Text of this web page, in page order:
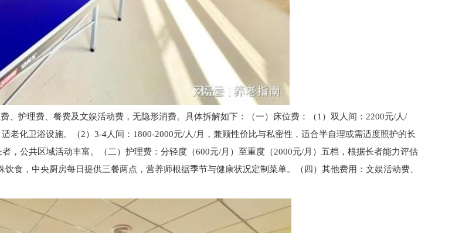
护理费、餐费及文娱活动费，无隐形消费。具体拆解如下：（一）床位费：（1）双人间：2200元/人/
老化卫浴设施。（2）3-4人间：1800-2000元/人/月，兼顾性价比与私密性，适合半自理或需适度照护的长
，公共区域活动丰富。（二）护理费：分轻度（600元/月）至重度（2000元/月）五档，根据长者能力评估
食，中央厨房每日提供三餐两点，营养师根据季节与健康状况定制菜单。（四）其他费用：文娱活动费、